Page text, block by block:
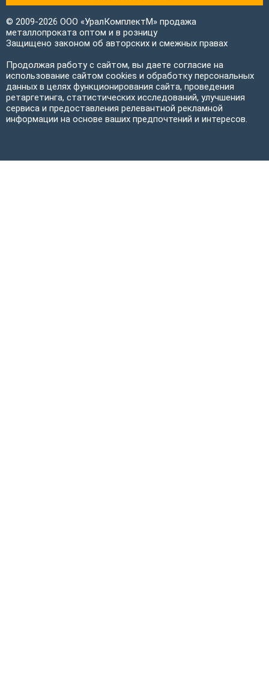
© 2009-2026 ООО «УралКомплектМ» продажа
металлопроката оптом и в розницу
Защищено законом об авторских и смежных правах
Продолжая работу с сайтом, вы даете согласие на
использование сайтом cookies и обработку персональных
данных в целях функционирования сайта, проведения
ретаргетинга, статистических исследований, улучшения
сервиса и предоставления релевантной рекламной
информации на основе ваших предпочтений и интересов.